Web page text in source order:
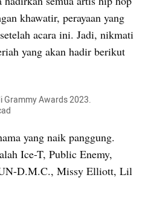
khawatir, perayaan yang
acara ini. Jadi, nikmati
yang akan hadir berikut
Grammy Awards 2023.
yang naik panggung.
Ice-T, Public Enemy,
D.M.C., Missy Elliott, Lil